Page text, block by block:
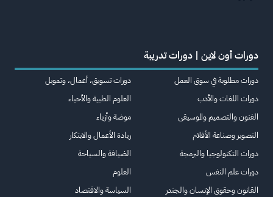
دورات أون لاين | دورات تدريبة
دورات مطلوبة في سوق العمل
دورات اللغات والأدب
الفنون والتصميم والموسيقى
التصوير وصناعة الأفلام
دورات التكنولوجيا والبرمجة
دورات علم النفس
القانون وحقوق الإنسان والجندر
دورات تسويق، أعمال، وتمويل
العلوم الطبية والأحياء
موضة وأزياء
ريادة الأعمال والابتكار
الضيافة والسياحة
العلوم
السياسة والاقتصاد